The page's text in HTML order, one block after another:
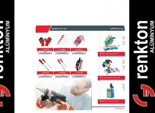
Hırdavat & El
Aletleri